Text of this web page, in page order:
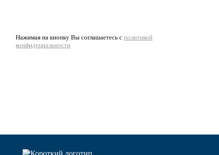
Нажимая на кнопку Вы соглашаетесь сполитикой
конфидециальности